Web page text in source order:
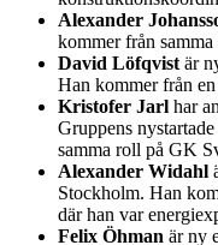
Alexander
kommer från
David Löfqvist är
Han kommer från
Kristofer Jarl har
Gruppens
samma roll på GK
Alexander Widahl
Stockholm. Han
där han var
Felix Öhman är ny